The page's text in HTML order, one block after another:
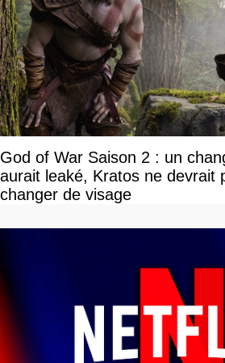
God of War Saison 2 : un
aurait leaké, Kratos ne devrait
changer de visage